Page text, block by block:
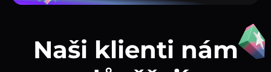
Naši klienti nám